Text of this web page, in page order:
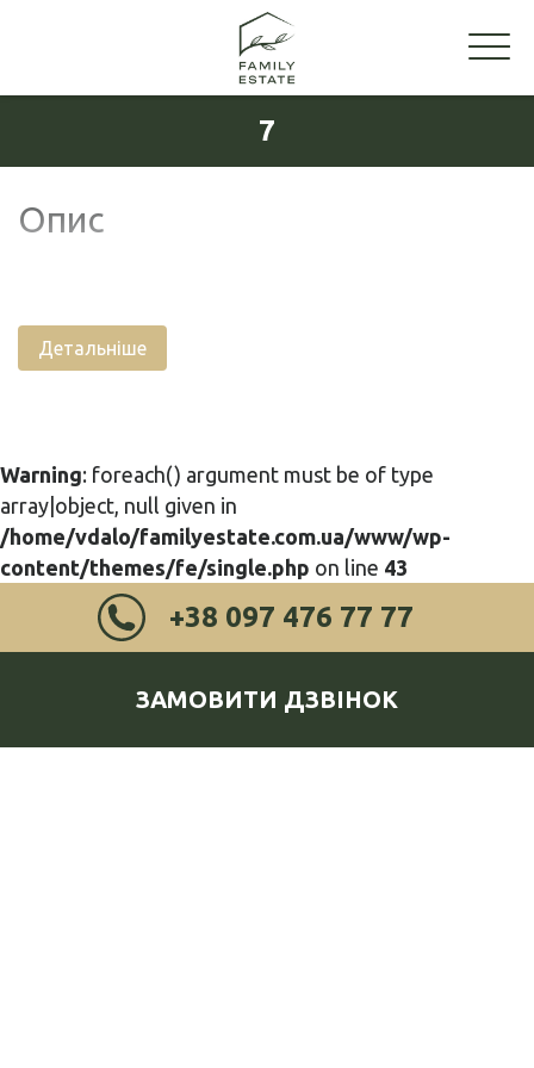
7
Опис
Детальніше
Warning: foreach() argument must be of type
array|object, null given in
/home/vdalo/familyestate.com.ua/www/wp-
content/themes/fe/single.php on line 43
+38 097 476 77 77
ЗАМОВИТИ ДЗВІНОК